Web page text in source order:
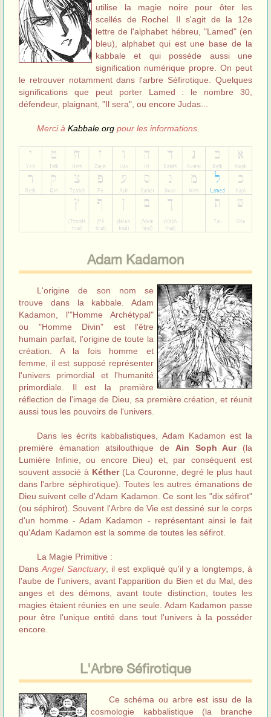
utilise la magie noire pour ôter les
scellés de Rochel. Il s'agit de la 12e
lettre de l'alphabet hébreu, "Lamed" (en
bleu), alphabet qui est une base de la
kabbale et qui possède aussi une
signification numérique propre. On peut
le retrouver notamment dans l'arbre Séfirotique. Quelques
significations que peut porter Lamed : le nombre 30,
défendeur, plaignant, "Il sera", ou encore Judas...
Merci à Kabbale.org pour les informations.
Adam Kadamon
L'origine de son nom se
trouve dans la kabbale. Adam
Kadamon, l'"Homme Archétypal"
ou "Homme Divin" est l'être
humain parfait, l'origine de toute la
création. A la fois homme et
femme, il est supposé représenter
l'univers primordial et l'humanité
primordiale. Il est la première
réflection de l'image de Dieu, sa première création, et réunit
aussi tous les pouvoirs de l'univers.
Dans les écrits kabbalistiques, Adam Kadamon est la
première émanation atsilouthique de Ain Soph Aur(la
Lumière Infinie, ou encore Dieu) et, par conséquent est
souvent associé à Kéther(La Couronne, degré le plus haut
dans l'arbre séphirotique). Toutes les autres émanations de
Dieu suivent celle d'Adam Kadamon. Ce sont les "dix séfirot"
(ou séphirot). Souvent l'Arbre de Vie est dessiné sur le corps
d'un homme - Adam Kadamon - représentant ainsi le fait
qu'Adam Kadamon est la somme de toutes les séfirot.
La Magie Primitive :
DansAngel Sanctuary, il est expliqué qu'il y a longtemps, à
l'aube de l'univers, avant l'apparition du Bien et du Mal, des
anges et des démons, avant toute distinction, toutes les
magies étaient réunies en une seule. Adam Kadamon passe
pour être l'unique entité dans tout l'univers à la posséder
encore.
L'Arbre Séfirotique
Ce schéma ou arbre est issu de la
cosmologie kabbalistique (la branche